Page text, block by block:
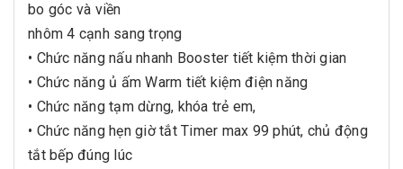
bo góc và viền
nhôm 4 cạnh sang trọng
• Chức năng nấu nhanh Booster tiết kiệm thời gian
• Chức năng ủ ấm Warm tiết kiệm điện năng
• Chức năng tạm dừng, khóa trẻ em,
• Chức năng hẹn giờ tắt Timer max 99 phút, chủ động
tắt bếp đúng lúc